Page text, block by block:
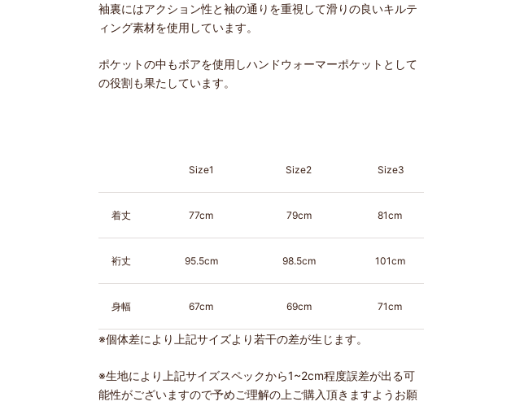
袖裏にはアクション性と袖の通りを重視して滑りの良いキルテ
ィング素材を使用しています。
ポケットの中もボアを使用しハンドウォーマーポケットとして
の役割も果たしています。
Size1 Size2 Size3
着丈 77cm 79cm 81cm
裄丈 95.5cm 98.5cm 101cm
身幅 67cm 69cm 71cm
※個体差により上記サイズより若干の差が生じます。
※生地により上記サイズスペックから1~2cm程度誤差が出る可
能性がございますので予めご理解の上ご購入頂きますようお願